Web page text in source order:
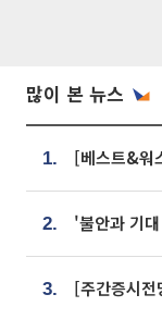
많이 본 뉴스
1.
2.
3.